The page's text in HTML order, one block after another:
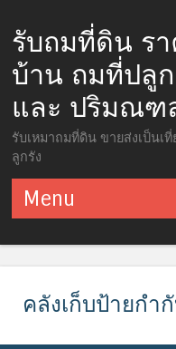
รับถมที่ดิน ร
บ้าน ถมที่ปลู
และ ปริมณฑ
รับเหมาถมที่ดิน ขายส่งเป็น
ลูกรัง
Menu
คลังเก็บป้ายกำ